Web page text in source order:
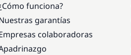
funciona?
garantías
colaboradoras